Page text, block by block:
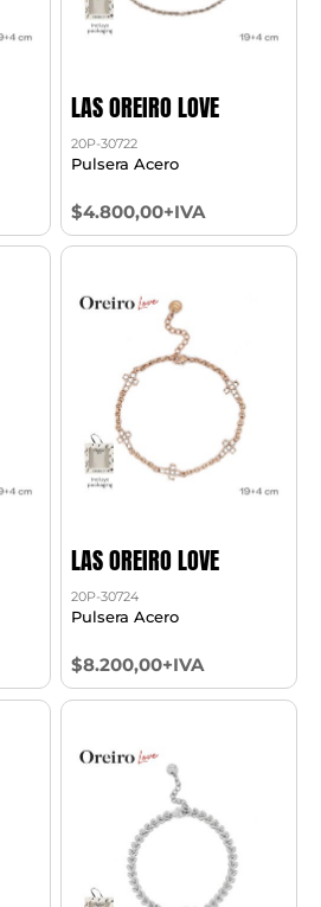
LAS OREIRO LOVE
20P-30722
Pulsera Acero
$4.800,00+IVA
LAS OREIRO LOVE
20P-30724
Pulsera Acero
$8.200,00+IVA